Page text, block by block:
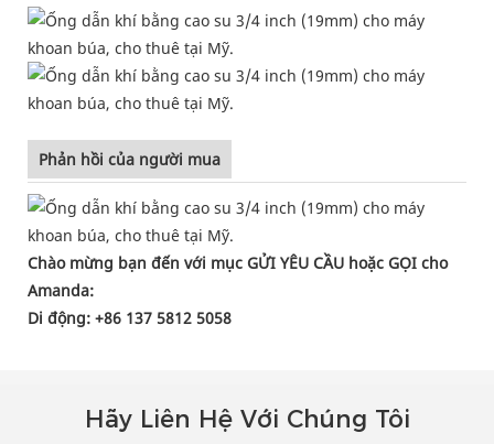
Phản hồi của người mua
Chào mừng bạn đến với mục GỬI YÊU CẦU hoặc GỌI cho
Amanda:
Di động: +86 137 5812 5058
Hãy Liên Hệ Với Chúng Tôi